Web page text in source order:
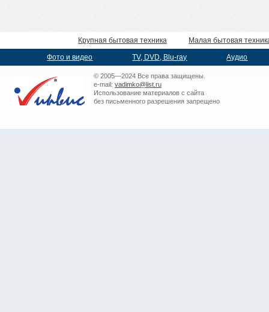
Крупная бытовая техника
Малая бытовая
Фото и видео
TV, DVD, Blu-ray Аудио
© 2005—2024 Все права защищены.
e-mail: vadimko@list.ru
Использование материалов с сайта
без письменного разрешения запрещено